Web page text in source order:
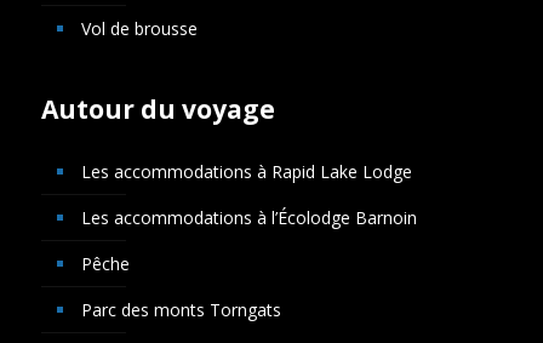
Vol de brousse
Autour du voyage
Les accommodations à Rapid Lake Lodge
Les accommodations à l’Écolodge Barnoin
Pêche
Parc des monts Torngats